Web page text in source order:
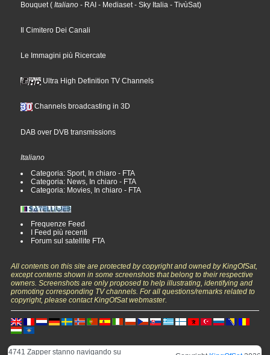
Bouquet( Italiano - RAI - Mediaset- Sky Italia - TivùSat)
Il Cimitero Dei Canali
Le Immagini più Ricercate
Ultra High Definition TV Channels
Channels broadcasting in 3D
DAB over DVB transmissions
Italiano
Categoria: Sport, In chiaro - FTA
Categoria: News, In chiaro - FTA
Categoria: Movies, In chiaro - FTA
Frequenze Feed
I Feed più recenti
Forum sul satellite FTA
All contents on this site are protected by copyright and owned by KingOfSat,
except contents shown in some screenshots that belong to their respective
owners. Screenshots are only proposed to help illustrating, identifying and
promoting corresponding TV channels. For all questions/remarks related to
copyright, please contact KingOfSat webmaster.
4741 Zapper stanno navigando su